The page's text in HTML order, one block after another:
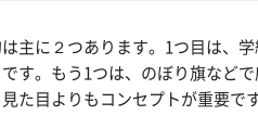
主に２つあります。1つ目は、
す。もう1つは、のぼり旗など
た目よりもコンセプトが重要です